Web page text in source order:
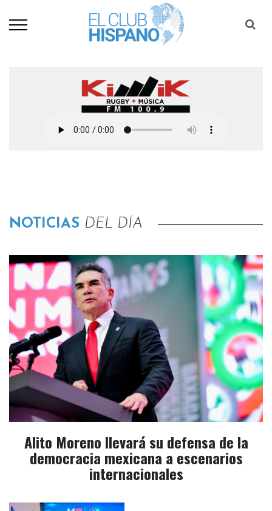
NOTICIAS DEL DÍA
Alito Moreno llevará su defensa de la
democracia mexicana a escenarios
internacionales​